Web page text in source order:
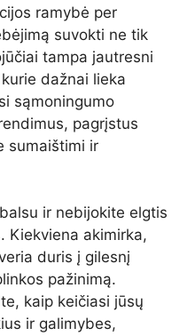
ramybė per
suvokti ne tik
tampa jautresni
dažnai lieka
sąmoningumo
pagrįstus
sumaištimi ir
ir nebijokite elgtis
Kiekviena akimirka,
duris į gilesnį
pažinimą.
kaip keičiasi jūsų
ir galimybes,